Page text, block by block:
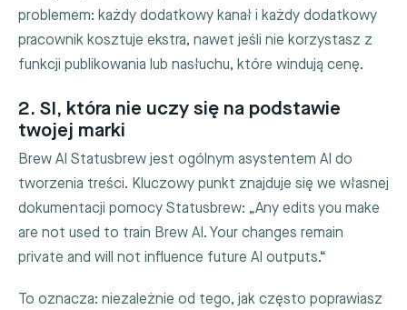
problemem: każdy dodatkowy kanał i każdy dodatkowy
pracownik kosztuje ekstra, nawet jeśli nie korzystasz z
funkcji publikowania lub nasłuchu, które windują cenę.
2. SI, która nie uczy się na podstawie
twojej marki
Brew AI Statusbrew jest ogólnym asystentem AI do
tworzenia treści. Kluczowy punkt znajduje się we własnej
dokumentacji pomocy Statusbrew: „Any edits you make
are not used to train Brew AI. Your changes remain
private and will not influence future AI outputs.“
To oznacza: niezależnie od tego, jak często poprawiasz